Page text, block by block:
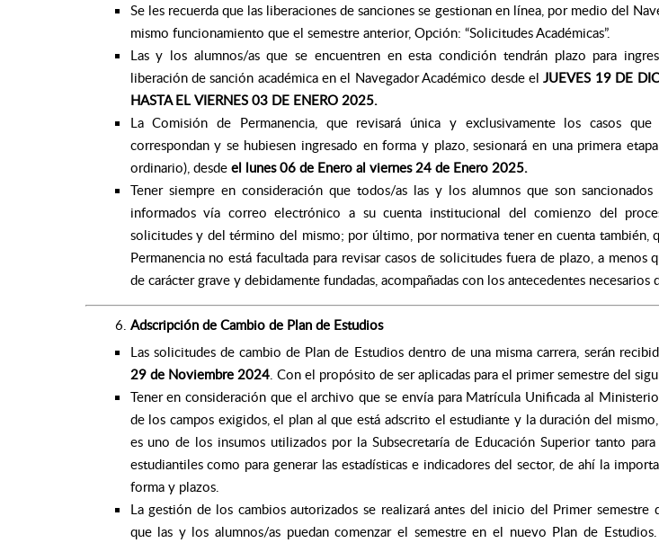
Se les recuerda que las liberaciones de sanciones se gestionan en línea, por medio del
mismo funcionamiento que el semestre anterior, Opción: “Solicitudes Académicas”.
Las y los alumnos/as que se encuentren en esta condición tendrán plazo para
liberación de sanción académica en el Navegador Académico desde elJUEVES 19 DE
HASTA EL VIERNES 03 DE ENERO 2025.
La Comisión de Permanencia, que revisará única y exclusivamente los casos
correspondan y se hubiesen ingresado en forma y plazo, sesionará en una primera
ordinario), desde el lunes 06 de Enero al viernes 24 de Enero 2025.
Tener siempre en consideración que todos/as las y los alumnos que son
informados vía correo electrónico a su cuenta institucional del comienzo del
solicitudes y del término del mismo; por último, por normativa tener en cuenta también,
Permanencia no está facultada para revisar casos de solicitudes fuera de plazo, a menos
de carácter grave y debidamente fundadas, acompañadas con los antecedentes necesarios
Adscripción de Cambio de Plan de Estudios
Las solicitudes de cambio de Plan de Estudios dentro de una misma carrera, serán
29 de Noviembre 2024. Con el propósito de ser aplicadas para el primer semestre del
Tener en consideración que el archivo que se envía para Matrícula Unificada al
de los campos exigidos, el plan al que está adscrito el estudiante y la duración del
es uno de los insumos utilizados por la Subsecretaría de Educación Superior tanto
estudiantiles como para generar las estadísticas e indicadores del sector, de ahí la
forma y plazos.
La gestión de los cambios autorizados se realizará antes del inicio del Primer semestre
que las y los alumnos/as puedan comenzar el semestre en el nuevo Plan de